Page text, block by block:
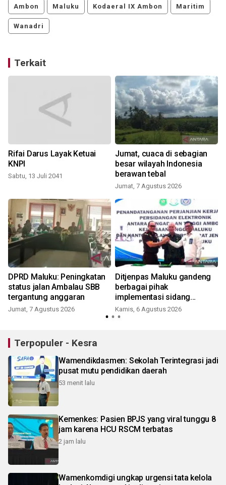
Ambon Maluku Kodaeral IX Ambon Maritim
Wanadri
Terkait
Rifai Darus Layak Ketuai
KNPI
Sabtu, 13 Juli 2041
Jumat, cuaca di sebagian
besar wilayah Indonesia
berawan tebal
Jumat, 7 Agustus 2026
DPRD Maluku: Peningkatan
status jalan Ambalau SBB
tergantung anggaran
Jumat, 7 Agustus 2026
Ditjenpas Maluku gandeng
berbagai pihak
implementasi sidang
elektronik dukung
transformasi digital
Kamis, 6 Agustus 2026
Terpopuler - Kesra
Wamendikdasmen: Sekolah Terintegrasi jadi
pusat mutu pendidikan daerah
53 menit lalu
Kemenkes: Pasien BPJS yang viral tunggu 8
jam karena HCU RSCM terbatas
2 jam lalu
Wamenkomdigi ungkap urgensi tata kelola